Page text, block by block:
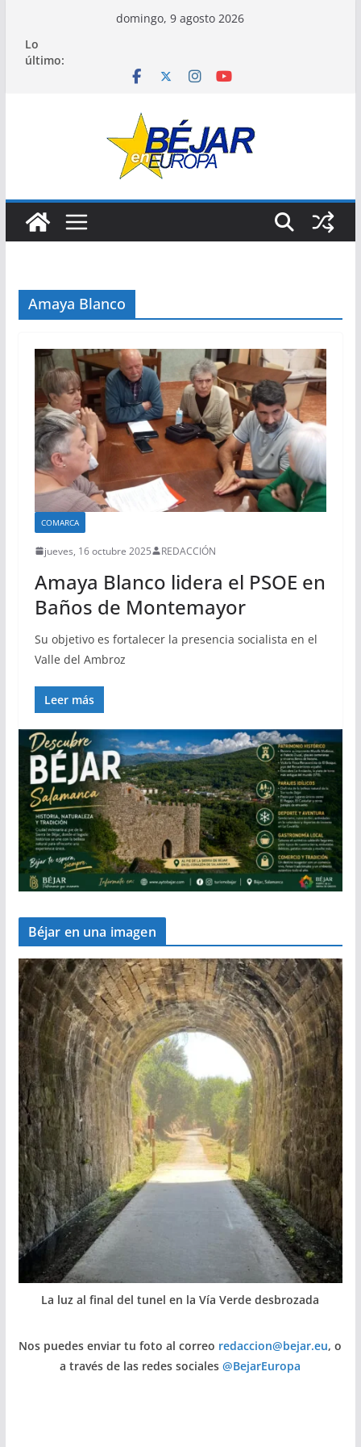
contenido
domingo, 9 agosto 2026
Lo
último:
Amaya Blanco
COMARCA
jueves, 16 octubre 2025 REDACCIÓN
Amaya Blanco lidera el PSOE en
Baños de Montemayor
Su objetivo es fortalecer la presencia socialista en el
Valle del Ambroz
Leer más
Béjar en una imagen
La luz al final del tunel en la Vía Verde desbrozada
Nos puedes enviar tu foto al correo redaccion@bejar.eu, o
a través de las redes sociales@BejarEuropa